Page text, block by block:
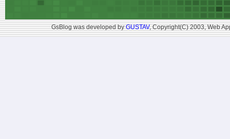
GsBlog was developed byGUSTAV, Copyright(C) 2003, Web